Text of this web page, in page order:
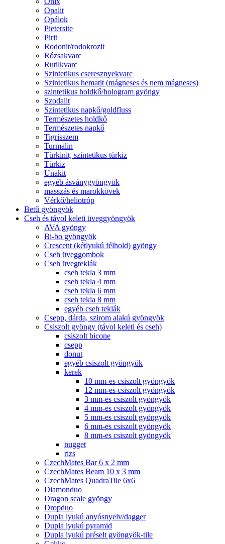
Opalit
Opálok
Pietersite
Pirit
Rodonit/rodokrozit
Rózsakvarc
Rutilkvarc
Szintetikus cseresznyekvarc
Szintetikus hematit (mágneses és nem mágneses)
szintetikus holdkő/hologram gyöngy
Szodalit
Szintetikus napkő/goldfluss
Természetes holdkő
Természetes napkő
Tigrisszem
Turmalin
Türkinit, szintetikus türkiz
Türkiz
Unakit
egyéb ásványgyöngyök
masszás és marokkövek
Vérkő/heliotróp
Betű gyöngyök
Cseh és távol keleti üveggyöngyök
AVA gyöngy
Bi-bo gyöngyök
Crescent (kétlyukú félhold) gyöngy
Cseh üveggombok
Cseh üvegteklák
cseh tekla 3 mm
cseh tekla 4 mm
cseh tekla 6 mm
cseh tekla 8 mm
egyéb cseh teklák
Csepp, dárda, szirom alakú gyöngyök
Csiszolt gyöngy (távol keleti és cseh)
csiszolt bicone
csepp
donut
egyéb csiszolt gyöngyök
kerek
10 mm-es csiszolt gyöngyök
12 mm-es csiszolt gyöngyök
3 mm-es csiszolt gyöngyök
4 mm-es csiszolt gyöngyök
5 mm-es csiszolt gyöngyök
6 mm-es csiszolt gyöngyök
8 mm-es csiszolt gyöngyök
nugget
rizs
CzechMates Bar 6 x 2 mm
CzechMates Beam 10 x 3 mm
CzechMates QuadraTile 6x6
Diamonduo
Dragon scale gyöngy
Dropduo
Dupla lyukú anyósnyelv/dagger
Dupla lyukú pyramid
Dupla lyukú préselt gyöngyök-tile